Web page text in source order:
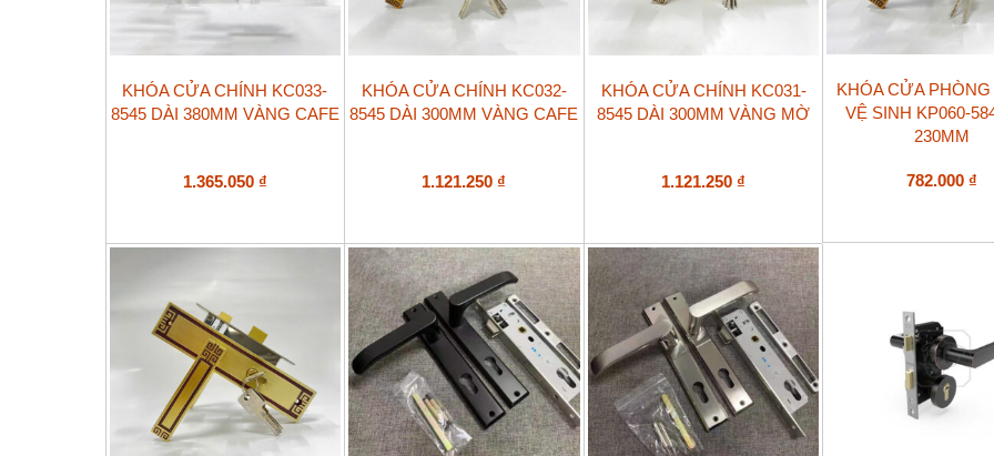
KHÓA CỬA CHÍNH KC033-
8545 DÀI 380MM VÀNG CAFE
1.365.050 ₫
KHÓA CỬA CHÍNH KC032-
8545 DÀI 300MM VÀNG CAFE
1.121.250 ₫
KHÓA CỬA CHÍNH KC031-
8545 DÀI 300MM VÀNG MỜ
1.121.250 ₫
KHÓA CỬA
VỆ SINH KP060-
230MM
782.000 ₫